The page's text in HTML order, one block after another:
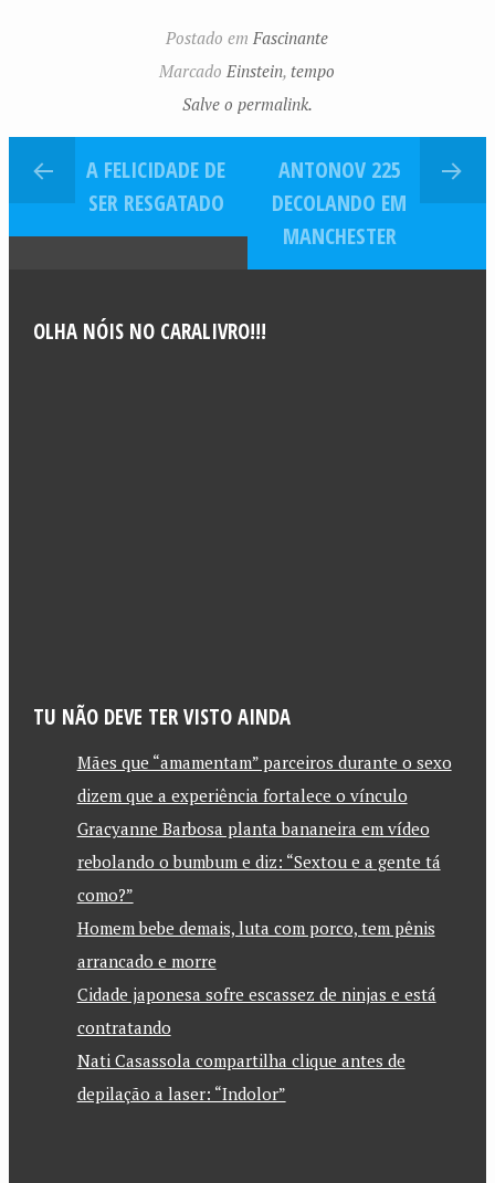
negativa na web
praia e romance
Postado emFascinante
MarcadoEinstein,tempo
Salve o permalink.
A FELICIDADE DE
SER RESGATADO
ANTONOV 225
DECOLANDO EM
MANCHESTER
OLHA NÓIS NO CARALIVRO!!!
TU NÃO DEVE TER VISTO AINDA
Mães que “amamentam” parceiros durante o sexo
dizem que a experiência fortalece o vínculo
Gracyanne Barbosa planta bananeira em vídeo
rebolando o bumbum e diz: “Sextou e a gente tá
como?”
Homem bebe demais, luta com porco, tem pênis
arrancado e morre
Cidade japonesa sofre escassez de ninjas e está
contratando
Nati Casassola compartilha clique antes de
depilação a laser: “Indolor”